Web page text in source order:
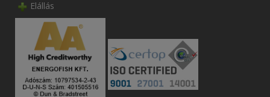
Elállás